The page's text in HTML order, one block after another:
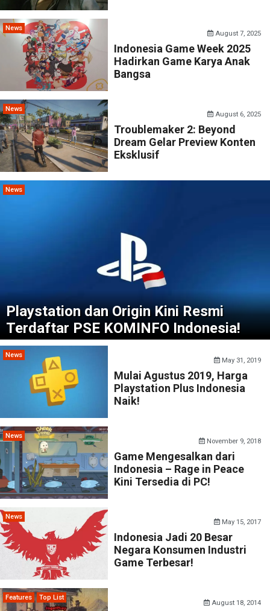
News
August 7, 2025
Indonesia Game Week 2025
Hadirkan Game Karya Anak
Bangsa
News
August 6, 2025
Troublemaker 2: Beyond
Dream Gelar Preview Konten
Eksklusif
News
Playstation dan Origin Kini Resmi
Terdaftar PSE KOMINFO Indonesia!
News
May 31, 2019
Mulai Agustus 2019, Harga
Playstation Plus Indonesia
Naik!
News
November 9, 2018
Game Mengesalkan dari
Indonesia – Rage in Peace
Kini Tersedia di PC!
News
May 15, 2017
Indonesia Jadi 20 Besar
Negara Konsumen Industri
Game Terbesar!
Features Top List
August 18, 2014